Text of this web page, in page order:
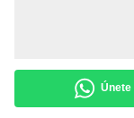
Únete